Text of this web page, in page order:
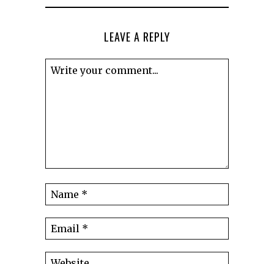
LEAVE A REPLY